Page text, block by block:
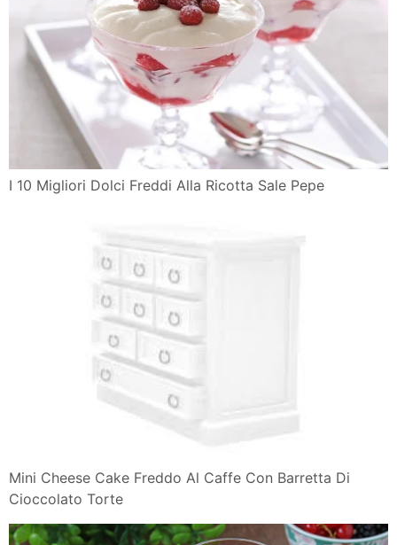
I 10 Migliori Dolci Freddi Alla Ricotta Sale Pepe
Mini Cheese Cake Freddo Al Caffe Con Barretta Di
Cioccolato Torte